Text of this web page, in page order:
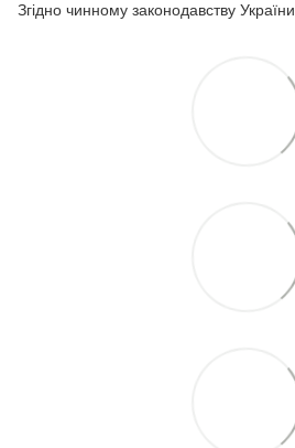
Згідно чинному законодавству України